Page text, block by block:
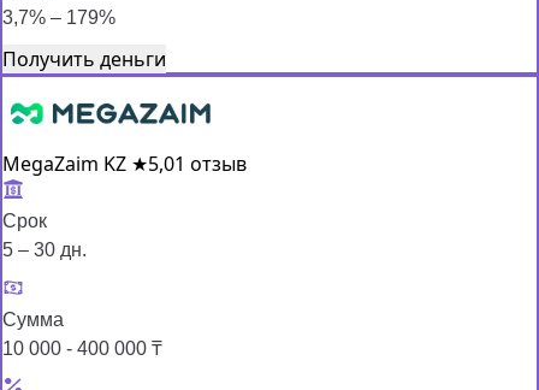
3,7% – 179%
Получить деньги
MegaZaim KZ ★5,01 отзыв
Срок
5 – 30 дн.
Сумма
10 000 - 400 000 ₸